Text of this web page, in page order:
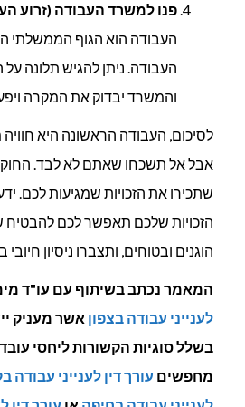
פנו למשרד העבודה (זרוע
העבודה הוא הגוף הממשלתי
העבודה. ניתן להגיש תלונה על
והמשרד יבדוק את המקרה
לסיכום, העבודה הראשונה היא
אבל אל תשכחו שאתם לא לבד. החוק
שתכירו את הזכויות שמגיעות לכם.
הזכויות שלכם תאפשר לכם
הוגנים ובטוחים, ותצברו ניסיון
המאמר נכתב בשיתוף עם עו"ד
לענייני עבודה בצפון אשר מעניק
בשלל סוגיות הקשורות ליחסי
מחפשים עורך דין לענייני עבודה